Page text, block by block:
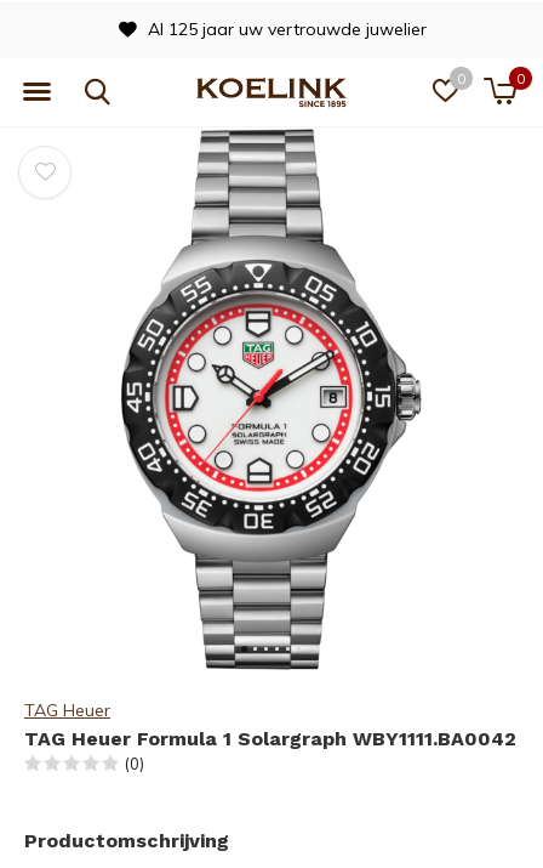
0 0
Al 125 jaar uw vertrouwde juwelier
TAG Heuer
TAG Heuer Formula 1 Solargraph WBY1111.BA0042
(0)
Productomschrijving